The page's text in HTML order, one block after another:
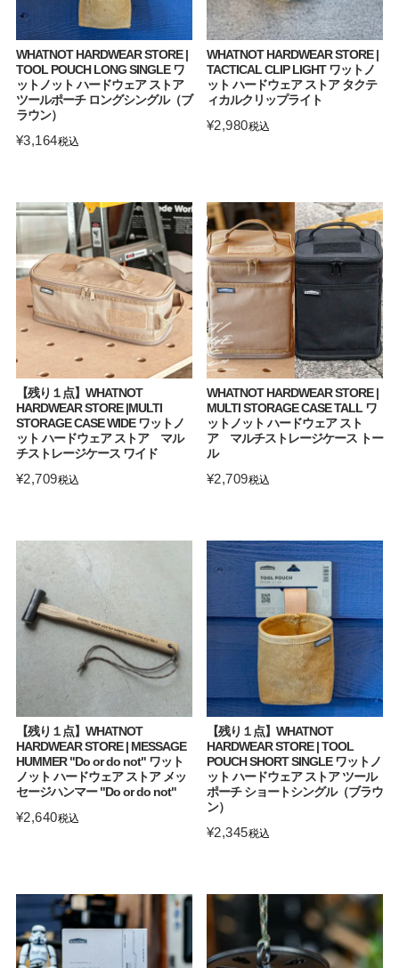
WHATNOT HARDWEAR STORE |
TOOL POUCH LONG SINGLE ワ
ットノット ハードウェア ストア
ツールポーチ ロングシングル（ブ
ラウン）
¥3,164税込
WHATNOT HARDWEAR STORE |
TACTICAL CLIP LIGHT ワットノ
ット ハードウェア ストア タクテ
ィカルクリップライト
¥2,980税込
【残り１点】WHATNOT
HARDWEAR STORE |MULTI
STORAGE CASE WIDE ワットノ
ット ハードウェア ストア マル
チストレージケース ワイド
¥2,709税込
WHATNOT HARDWEAR STORE |
MULTI STORAGE CASE TALL ワ
ットノット ハードウェア スト
ア マルチストレージケース トー
ル
¥2,709税込
【残り１点】WHATNOT
HARDWEAR STORE | MESSAGE
HUMMER "Do or do not" ワット
ノット ハードウェア ストア メッ
セージハンマー "Do or do not"
¥2,640税込
【残り１点】WHATNOT
HARDWEAR STORE | TOOL
POUCH SHORT SINGLE ワットノ
ット ハードウェア ストア ツール
ポーチ ショートシングル（ブラウ
ン）
¥2,345税込